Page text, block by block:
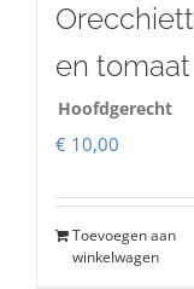
en tomaat
Hoofdgerecht
€ 10,00
Toevoegen aan
winkelwagen